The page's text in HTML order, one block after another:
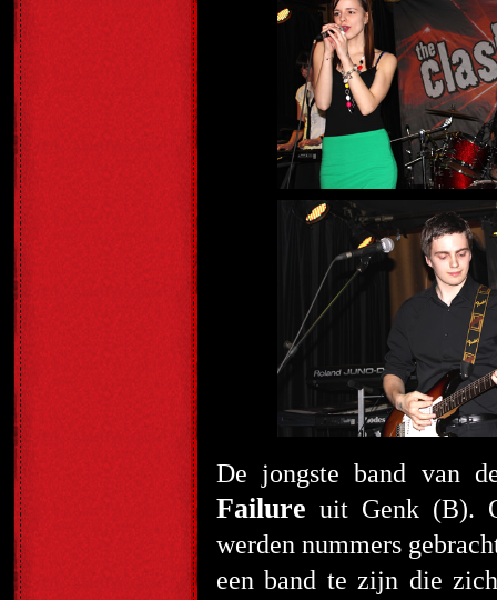
De jongste band van
Failure uit Genk (B).
werden nummers
een band te zijn die